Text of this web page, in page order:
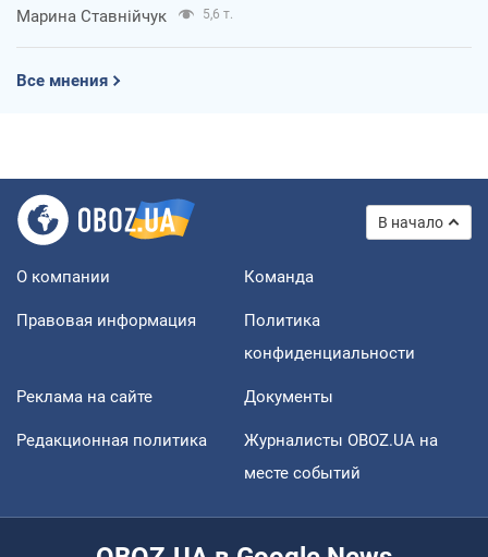
Марина Ставнійчук 5,6 т.
Все мнения
В начало
О компании Команда
Правовая информация
Политика
конфиденциальности
Реклама на сайте Документы
Редакционная политика
Журналисты OBOZ.UA на
месте событий